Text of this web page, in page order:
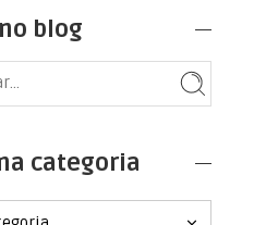
blog
categoria